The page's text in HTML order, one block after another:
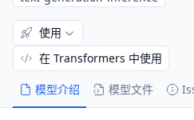
模型介绍 模型文件
使用
在 Transformers 中使用